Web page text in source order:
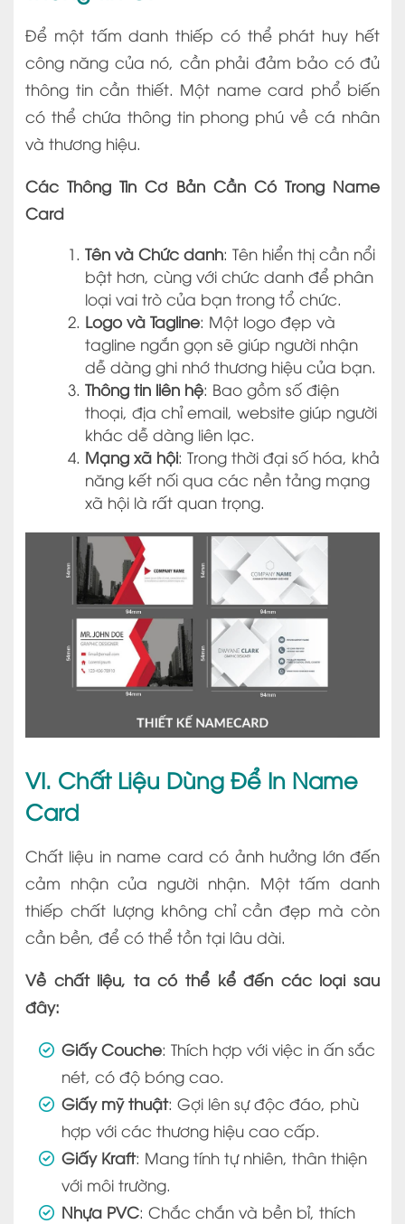
Để một tấm danh thiếp có thể phát huy hết
công năng của nó, cần phải đảm bảo có đủ
thông tin cần thiết. Một name card phổ biến
có thể chứa thông tin phong phú về cá nhân
và thương hiệu.
Các Thông Tin Cơ Bản Cần Có Trong Name
Card
Tên và Chức danh: Tên hiển thị cần nổi
bật hơn, cùng với chức danh để phân
loại vai trò của bạn trong tổ chức.
Logo và Tagline: Một logo đẹp và
tagline ngắn gọn sẽ giúp người nhận
dễ dàng ghi nhớ thương hiệu của bạn.
Thông tin liên hệ: Bao gồm số điện
thoại, địa chỉ email, website giúp người
khác dễ dàng liên lạc.
Mạng xã hội: Trong thời đại số hóa, khả
năng kết nối qua các nền tảng mạng
xã hội là rất quan trọng.
VI. Chất Liệu Dùng Để In Name
Card
Chất liệu in name card có ảnh hưởng lớn đến
cảm nhận của người nhận. Một tấm danh
thiếp chất lượng không chỉ cần đẹp mà còn
cần bền, để có thể tồn tại lâu dài.
Về chất liệu, ta có thể kể đến các loại sau
đây:
Giấy Couche: Thích hợp với việc in ấn sắc
nét, có độ bóng cao.
Giấy mỹ thuật: Gợi lên sự độc đáo, phù
hợp với các thương hiệu cao cấp.
Giấy Kraft: Mang tính tự nhiên, thân thiện
với môi trường.
Nhựa PVC: Chắc chắn và bền bỉ, thích